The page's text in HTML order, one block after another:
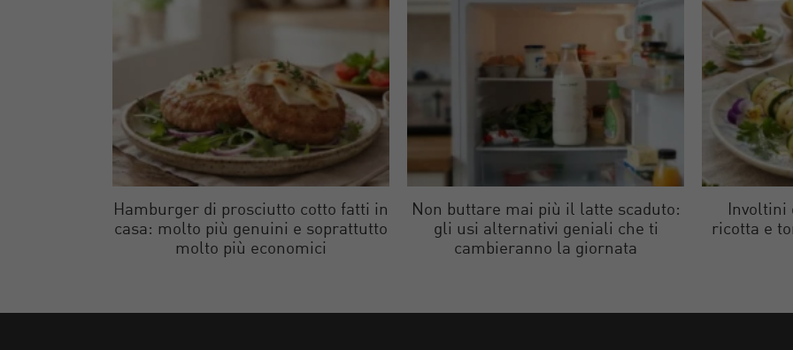
Hamburger di prosciutto cotto fatti in
casa: molto più genuini e soprattutto
molto più economici
Non buttare mai più il latte scaduto:
gli usi alternativi geniali che ti
cambieranno la giornata
Involtini
ricotta e